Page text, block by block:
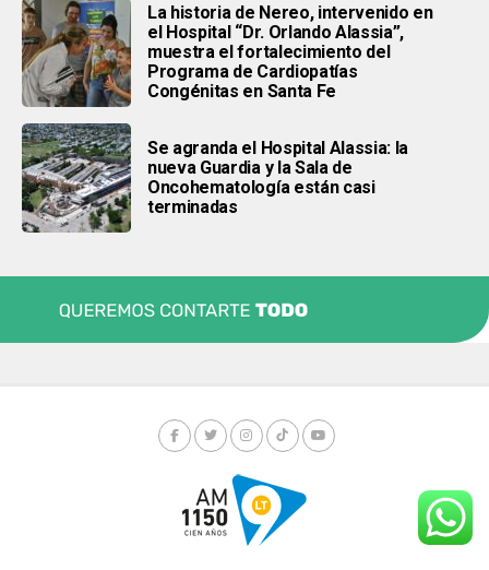
La historia de Nereo, intervenido en
el Hospital “Dr. Orlando Alassia”,
muestra el fortalecimiento del
Programa de Cardiopatías
Congénitas en Santa Fe
Se agranda el Hospital Alassia: la
nueva Guardia y la Sala de
Oncohematología están casi
terminadas